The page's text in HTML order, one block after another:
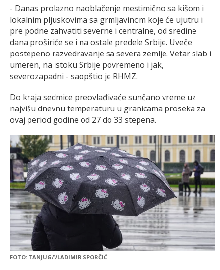
- Danas prolazno naoblačenje mestimično sa kišom i
lokalnim pljuskovima sa grmljavinom koje će ujutru i
pre podne zahvatiti severne i centralne, od sredine
dana proširiće se i na ostale predele Srbije. Uveče
postepeno razvedravanje sa severa zemlje. Vetar slab i
umeren, na istoku Srbije povremeno i jak,
severozapadni - saopštio je RHMZ.
Do kraja sedmice preovlađivaće sunčano vreme uz
najvišu dnevnu temperaturu u granicama proseka za
ovaj period godine od 27 do 33 stepena.
FOTO: TANJUG/VLADIMIR SPORČIĆ